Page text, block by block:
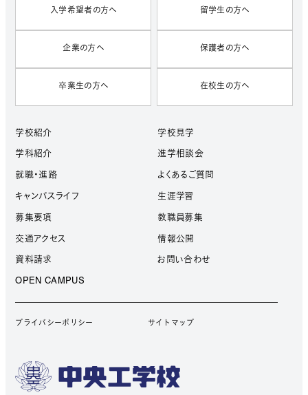
入学希望者の方へ 留学生の方へ
企業の方へ 保護者の方へ
卒業生の方へ 在校生の方へ
学校紹介
学科紹介
就職・進路
キャンパスライフ
募集要項
交通アクセス
資料請求
OPEN CAMPUS
学校見学
進学相談会
よくあるご質問
生涯学習
教職員募集
情報公開
お問い合わせ
プライバシーポリシー サイトマップ